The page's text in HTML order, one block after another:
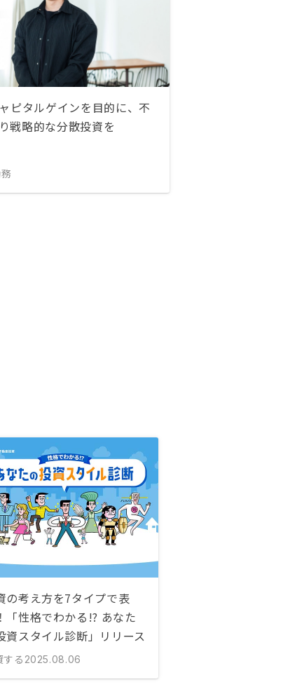
ピタルゲインを目的に、不
戦略的な分散投資を
の考え方を7タイプで表
「性格でわかる!? あなた
資スタイル診断」リリース
する 2025.08.06